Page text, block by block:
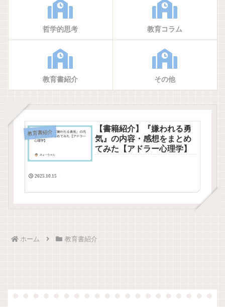
哲学的思考 教育コラム
教育書紹介 その他
教育書紹介
【書籍紹介】『嫌われる勇
気』の内容・感想をまとめ
てみた【アドラー心理学】
2025.10.15
ホーム 教育書紹介